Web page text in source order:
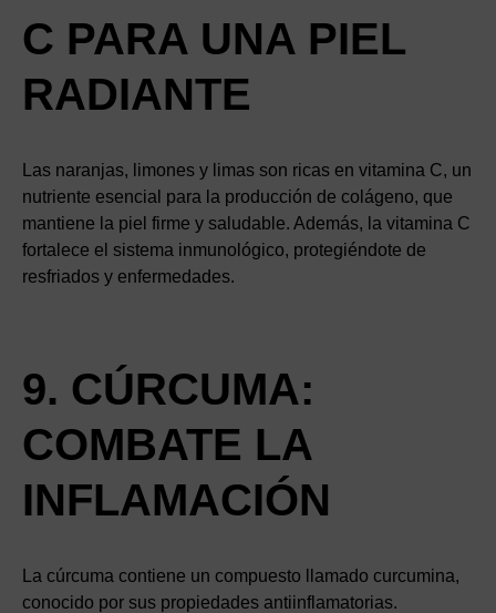
C PARA UNA PIEL
RADIANTE
Las naranjas, limones y limas son ricas en vitamina C, un
nutriente esencial para la producción de colágeno, que
mantiene la piel firme y saludable. Además, la vitamina C
fortalece el sistema inmunológico, protegiéndote de
resfriados y enfermedades.
9. CÚRCUMA:
COMBATE LA
INFLAMACIÓN
La cúrcuma contiene un compuesto llamado curcumina,
conocido por sus propiedades antiinflamatorias.